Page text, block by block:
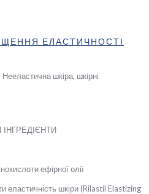
ЕЛАСТИЧНОСТІ
Нееластична шкіра, шкірні
ІНГРЕДІЄНТИ
ефірної олії
еластичність шкіри (Rilastil Elastizing